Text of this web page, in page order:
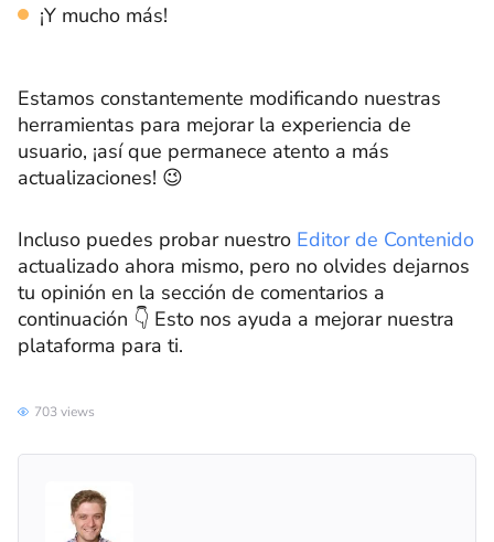
¡Y mucho más!
Estamos constantemente modificando nuestras
herramientas para mejorar la experiencia de
usuario, ¡así que permanece atento a más
actualizaciones! 😉
Incluso puedes probar nuestro Editor de Contenido
actualizado ahora mismo, pero no olvides dejarnos
tu opinión en la sección de comentarios a
continuación 👇 Esto nos ayuda a mejorar nuestra
plataforma para ti.
703 views